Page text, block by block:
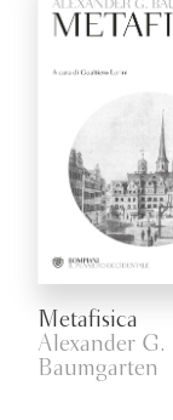
Metafisica
Alexander G.
Baumgarten